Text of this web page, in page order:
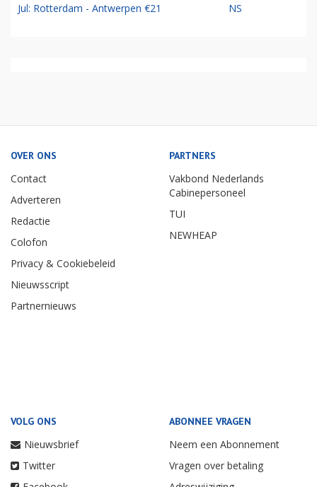
Jul: Rotterdam - Antwerpen €21 NS
OVER ONS
Contact
Adverteren
Redactie
Colofon
Privacy & Cookiebeleid
Nieuwsscript
Partnernieuws
PARTNERS
Vakbond Nederlands
Cabinepersoneel
TUI
NEWHEAP
VOLG ONS
Nieuwsbrief
Twitter
ABONNEE VRAGEN
Neem een Abonnement
Vragen over betaling